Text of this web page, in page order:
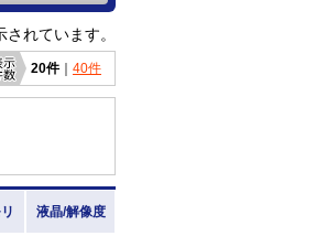
れています。
20件｜ 40件
液晶/解像度